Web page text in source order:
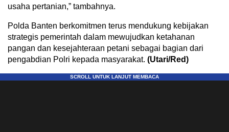
usaha pertanian,” tambahnya.
Polda Banten berkomitmen terus mendukung kebijakan
strategis pemerintah dalam mewujudkan ketahanan
pangan dan kesejahteraan petani sebagai bagian dari
pengabdian Polri kepada masyarakat. (Utari/Red)